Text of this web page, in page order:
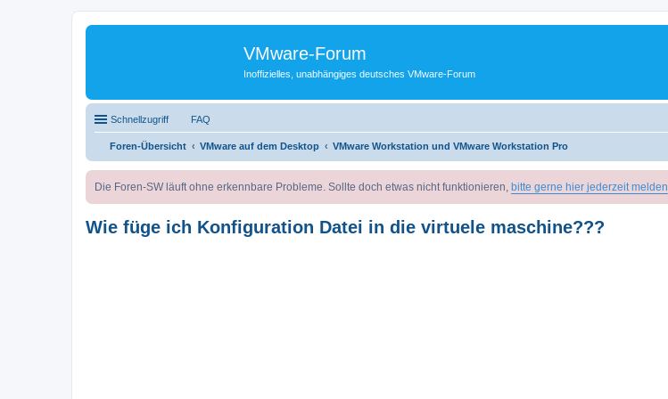
VMware-Forum
Inoffizielles, unabhängiges deutsches VMware-Forum
Schnellzugriff FAQ
Foren-Übersicht VMware auf dem Desktop VMware Workstation und VMware Workstation Pro
Die Foren-SW läuft ohne erkennbare Probleme. Sollte doch etwas nicht funktionieren, bitte gerne hier jederzeit melden
Wie füge ich Konfiguration Datei in die virtuele maschine???